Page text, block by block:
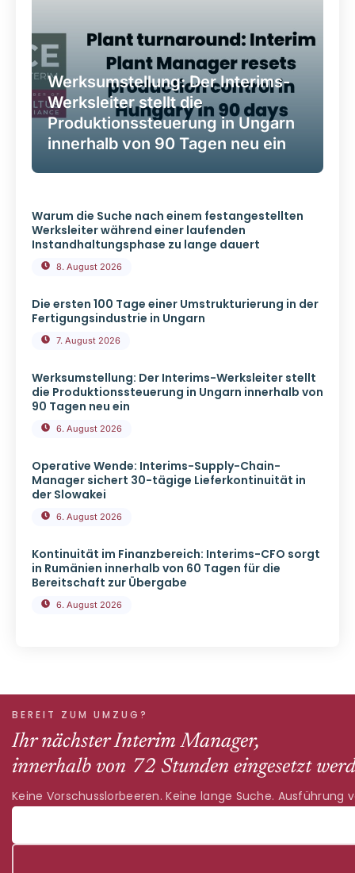
Werksumstellung: Der Interims-
Werksleiter stellt die
Produktionssteuerung in Ungarn
innerhalb von 90 Tagen neu ein
Warum die Suche nach einem festangestellten
Werksleiter während einer laufenden
Instandhaltungsphase zu lange dauert
8. August 2026
Die ersten 100 Tage einer Umstrukturierung in der
Fertigungsindustrie in Ungarn
7. August 2026
Werksumstellung: Der Interims-Werksleiter stellt
die Produktionssteuerung in Ungarn innerhalb von
90 Tagen neu ein
6. August 2026
Operative Wende: Interims-Supply-Chain-
Manager sichert 30-tägige Lieferkontinuität in
der Slowakei
6. August 2026
Kontinuität im Finanzbereich: Interims-CFO sorgt
in Rumänien innerhalb von 60 Tagen für die
Bereitschaft zur Übergabe
6. August 2026
BEREIT ZUM UMZUG?
Ihr nächster Interim Manager,
innerhalb von 72 Stunden eingesetzt
Keine Vorschusslorbeeren. Keine lange Suche. Ausführung